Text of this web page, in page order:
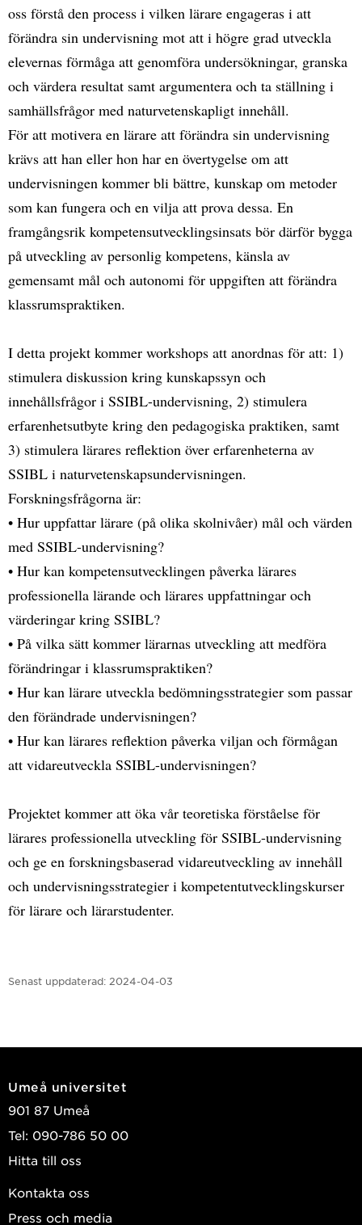
oss förstå den process i vilken lärare engageras i att
förändra sin undervisning mot att i högre grad utveckla
elevernas förmåga att genomföra undersökningar, granska
och värdera resultat samt argumentera och ta ställning i
samhällsfrågor med naturvetenskapligt innehåll.
För att motivera en lärare att förändra sin undervisning
krävs att han eller hon har en övertygelse om att
undervisningen kommer bli bättre, kunskap om metoder
som kan fungera och en vilja att prova dessa. En
framgångsrik kompetensutvecklingsinsats bör därför bygga
på utveckling av personlig kompetens, känsla av
gemensamt mål och autonomi för uppgiften att förändra
klassrumspraktiken.
I detta projekt kommer workshops att anordnas för att: 1)
stimulera diskussion kring kunskapssyn och
innehållsfrågor i SSIBL-undervisning, 2) stimulera
erfarenhetsutbyte kring den pedagogiska praktiken, samt
3) stimulera lärares reflektion över erfarenheterna av
SSIBL i naturvetenskapsundervisningen.
Forskningsfrågorna är:
• Hur uppfattar lärare (på olika skolnivåer) mål och värden
med SSIBL-undervisning?
• Hur kan kompetensutvecklingen påverka lärares
professionella lärande och lärares uppfattningar och
värderingar kring SSIBL?
• På vilka sätt kommer lärarnas utveckling att medföra
förändringar i klassrumspraktiken?
• Hur kan lärare utveckla bedömningsstrategier som passar
den förändrade undervisningen?
• Hur kan lärares reflektion påverka viljan och förmågan
att vidareutveckla SSIBL-undervisningen?
Projektet kommer att öka vår teoretiska förståelse för
lärares professionella utveckling för SSIBL-undervisning
och ge en forskningsbaserad vidareutveckling av innehåll
och undervisningsstrategier i kompetentutvecklingskurser
för lärare och lärarstudenter.
Senast uppdaterad: 2024-04-03
Umeå universitet
901 87 Umeå
Tel: 090-786 50 00
Hitta till oss
Kontakta oss
Press och media